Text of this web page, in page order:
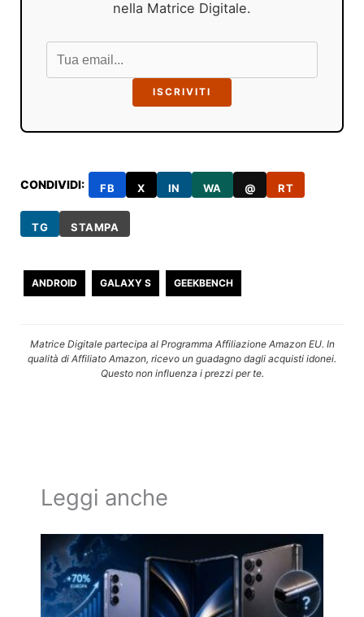
nella Matrice Digitale.
ISCRIVITI
CONDIVIDI: FB X IN WA @ RT
TG STAMPA
ANDROID GALAXY S GEEKBENCH
Matrice Digitale partecipa al Programma Affiliazione Amazon EU. In
qualità di Affiliato Amazon, ricevo un guadagno dagli acquisti idonei.
Questo non influenza i prezzi per te.
Leggi anche